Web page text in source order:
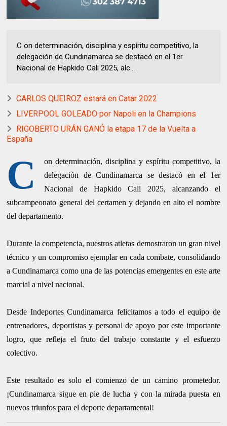
C on determinación, disciplina y espíritu competitivo, la
delegación de Cundinamarca se destacó en el 1er
Nacional de Hapkido Cali 2025, alc...
CARLOS QUEIROZ estará en Catar 2022
LIVERPOOL GOLEADO por Napoli en la Champions
RIGOBERTO URÁN GANÓ la etapa 17 de la Vuelta a
España
C
on determinación, disciplina y espíritu competitivo, la
delegación de Cundinamarca se destacó en el 1er
Nacional de Hapkido Cali 2025, alcanzando el
subcampeonato general del certamen y dejando en alto el nombre
del departamento.
Durante la competencia, nuestros atletas demostraron un gran nivel
técnico y un compromiso ejemplar en cada combate, consolidando
a Cundinamarca como una de las potencias emergentes en este arte
marcial a nivel nacional.
Desde Indeportes Cundinamarca felicitamos a todo el equipo de
entrenadores, deportistas y personal de apoyo por este importante
logro, que refleja el fruto del trabajo constante y el esfuerzo
colectivo.
Este resultado es solo el comienzo de un camino prometedor.
¡Cundinamarca sigue en pie de lucha y con la mirada puesta en
nuevos triunfos para el deporte departamental!